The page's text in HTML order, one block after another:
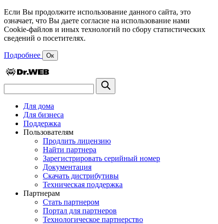
Если Вы продолжите использование данного сайта, это
означает, что Вы даете согласие на использование нами
Cookie-файлов и иных технологий по сбору статистических
сведений о посетителях.
Подробнее Ок
Для дома
Для бизнеса
Поддержка
Пользователям
Продлить лицензию
Найти партнера
Зарегистрировать серийный номер
Документация
Скачать дистрибутивы
Техническая поддержка
Партнерам
Стать партнером
Портал для партнеров
Технологическое партнерство